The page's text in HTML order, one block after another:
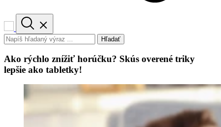
Hľadať
Ako rýchlo znížiť horúčku? Skús overené triky
lepšie ako tabletky!